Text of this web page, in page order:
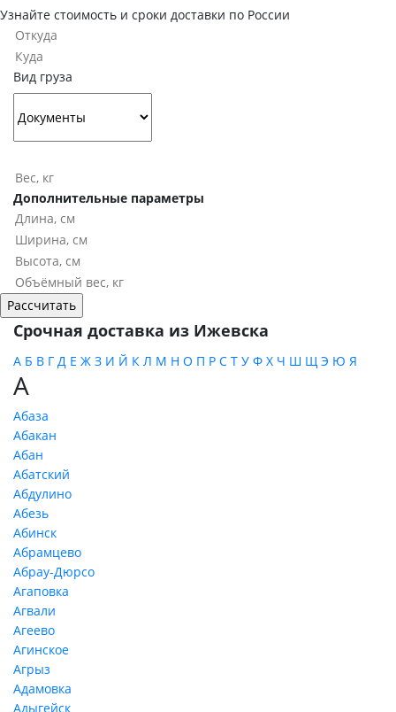
Узнайте стоимость и сроки доставки по России
Вид груза
Дополнительные параметры
Срочная доставка из Ижевска
А Б В Г Д Е Ж З И Й К Л М Н О П Р С Т У Ф Х Ч Ш Щ Э Ю Я
А
Абаза
Абакан
Абан
Абатский
Абдулино
Абезь
Абинск
Абрамцево
Абрау-Дюрсо
Агаповка
Агвали
Агеево
Агинское
Агрыз
Адамовка
Адыгейск